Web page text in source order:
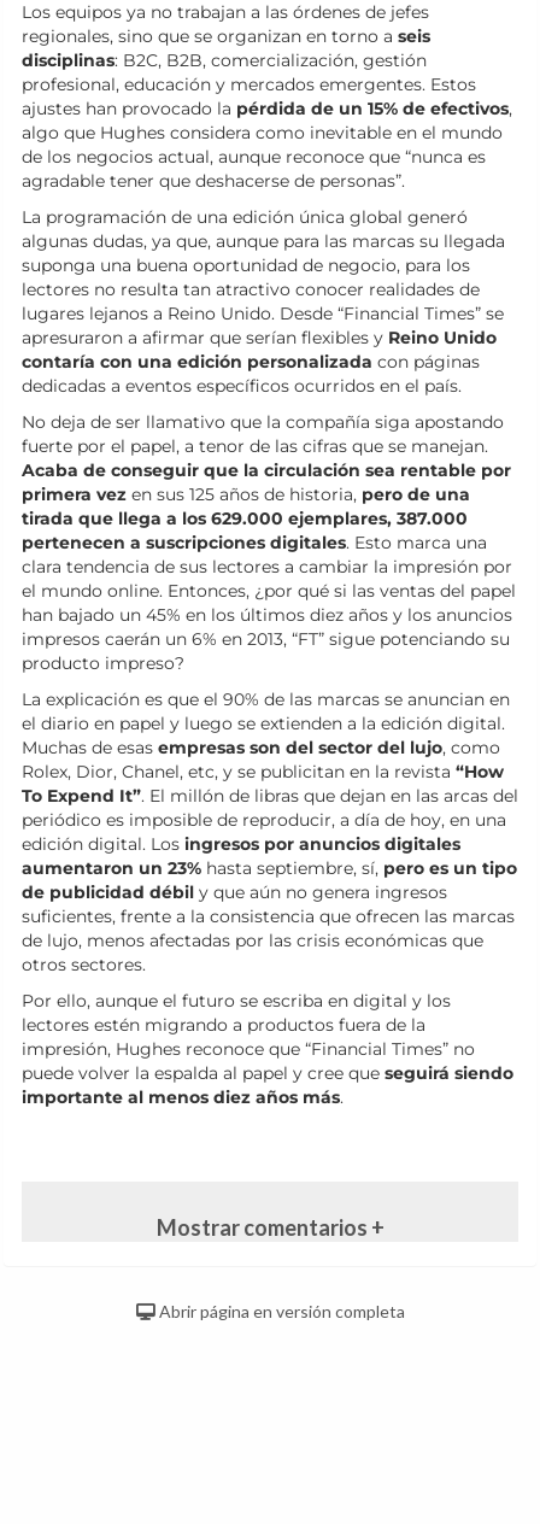
Los equipos ya no trabajan a las órdenes de jefes
regionales, sino que se organizan en torno a seis
disciplinas: B2C, B2B, comercialización, gestión
profesional, educación y mercados emergentes. Estos
ajustes han provocado la pérdida de un 15% de efectivos,
algo que Hughes considera como inevitable en el mundo
de los negocios actual, aunque reconoce que “nunca es
agradable tener que deshacerse de personas”.
La programación de una edición única global generó
algunas dudas, ya que, aunque para las marcas su llegada
suponga una buena oportunidad de negocio, para los
lectores no resulta tan atractivo conocer realidades de
lugares lejanos a Reino Unido. Desde “Financial Times” se
apresuraron a afirmar que serían flexibles y Reino Unido
contaría con una edición personalizada con páginas
dedicadas a eventos específicos ocurridos en el país.
No deja de ser llamativo que la compañía siga apostando
fuerte por el papel, a tenor de las cifras que se manejan.
Acaba de conseguir que la circulación sea rentable por
primera vez en sus 125 años de historia, pero de una
tirada que llega a los 629.000 ejemplares, 387.000
pertenecen a suscripciones digitales. Esto marca una
clara tendencia de sus lectores a cambiar la impresión por
el mundo online. Entonces, ¿por qué si las ventas del papel
han bajado un 45% en los últimos diez años y los anuncios
impresos caerán un 6% en 2013, “FT” sigue potenciando su
producto impreso?
La explicación es que el 90% de las marcas se anuncian en
el diario en papel y luego se extienden a la edición digital.
Muchas de esas empresas son del sector del lujo, como
Rolex, Dior, Chanel, etc, y se publicitan en la revista “How
To Expend It”. El millón de libras que dejan en las arcas del
periódico es imposible de reproducir, a día de hoy, en una
edición digital. Los ingresos por anuncios digitales
aumentaron un 23% hasta septiembre, sí, pero es un tipo
de publicidad débil y que aún no genera ingresos
suficientes, frente a la consistencia que ofrecen las marcas
de lujo, menos afectadas por las crisis económicas que
otros sectores.
Por ello, aunque el futuro se escriba en digital y los
lectores estén migrando a productos fuera de la
impresión, Hughes reconoce que “Financial Times” no
puede volver la espalda al papel y cree que seguirá siendo
importante al menos diez años más.
Mostrar comentarios +
Abrir página en versión completa